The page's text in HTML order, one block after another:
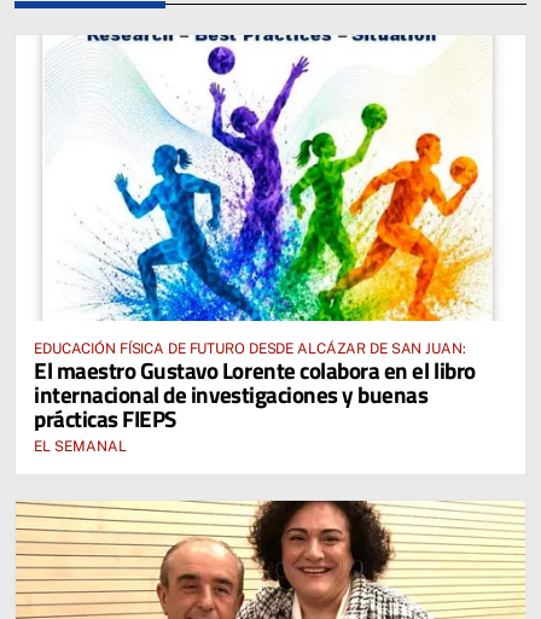
EDUCACIÓN FÍSICA DE FUTURO DESDE ALCÁZAR DE SAN JUAN:
El maestro Gustavo Lorente colabora en el libro
internacional de investigaciones y buenas
prácticas FIEPS
EL SEMANAL